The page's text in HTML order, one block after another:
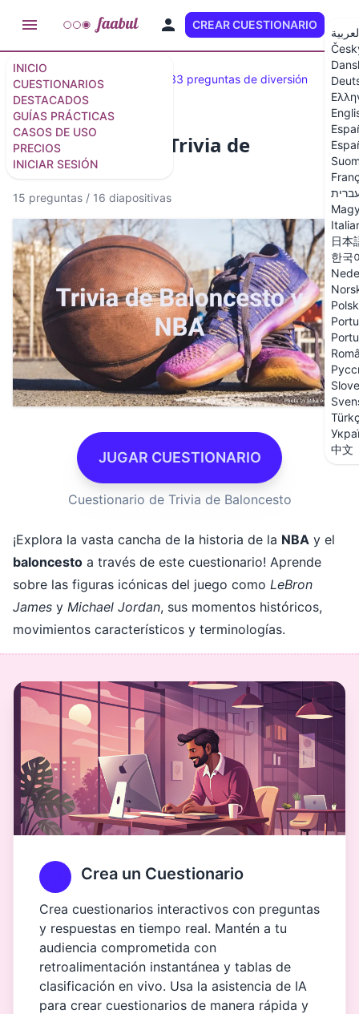
INICIO
CUESTIONARIOS
DESTACADOS
GUÍAS PRÁCTICAS
CASOS DE USO
PRECIOS
INICIAR SESIÓN
CREAR CUESTIONARIO
日本
한국
中文
Cuestionarios destacados 33 preguntas de diversión
Cuestionario de Trivia de
Baloncesto
15 preguntas / 16 diapositivas
JUGAR CUESTIONARIO
Cuestionario de Trivia de Baloncesto
¡Explora la vasta cancha de la historia de la NBA y el
baloncesto a través de este cuestionario! Aprende
sobre las figuras icónicas del juego como LeBron
James y Michael Jordan, sus momentos históricos,
movimientos característicos y terminologías.
Crea un Cuestionario
Crea cuestionarios interactivos con preguntas
y respuestas en tiempo real. Mantén a tu
audiencia comprometida con
retroalimentación instantánea y tablas de
clasificación en vivo. Usa la asistencia de IA
para crear cuestionarios de manera rápida y